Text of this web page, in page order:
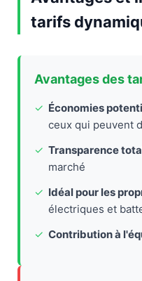
tarifs
Avantages des
✓ Économies
ceux qui peuvent
✓ Transparence
marché
✓ Idéal pour les
électriques et
✓ Contribution à